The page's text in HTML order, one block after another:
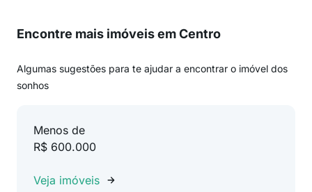
Encontre mais imóveis em Centro
Algumas sugestões para te ajudar a encontrar o imóvel dos
sonhos
Menos de
R$ 600.000
Veja imóveis